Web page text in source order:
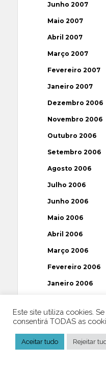
Junho 2007
Maio 2007
Abril 2007
Março 2007
Fevereiro 2007
Janeiro 2007
Dezembro 2006
Novembro 2006
Outubro 2006
Setembro 2006
Agosto 2006
Julho 2006
Junho 2006
Maio 2006
Abril 2006
Março 2006
Fevereiro 2006
Janeiro 2006
Novembro 2005
Outubro 2005
Setembro 2005
Este site utiliza cookies.
consentirá TODAS as
Aceitar tudo Rejeitar